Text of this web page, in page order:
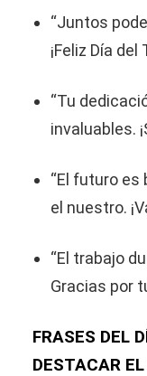
“Juntos
¡Feliz Día del
“Tu
invaluables.
“El futuro es
el nuestro.
“El trabajo
Gracias por
FRASES DEL
DESTACAR